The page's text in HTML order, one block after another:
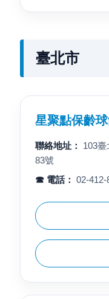
臺北市
星聚點保齡
聯絡地址：
103
83號
☎ 電話： 02-412-